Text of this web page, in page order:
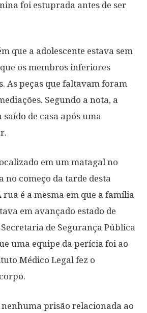
foi estuprada antes de ser
que a adolescente estava sem
os membros inferiores
As peças que faltavam foram
Segundo a nota, a
de casa após uma
em um matagal no
no começo da tarde desta
é a mesma em que a família
em avançado estado de
de Segurança Pública
uma equipe da perícia foi ao
Médico Legal fez o
prisão relacionada ao